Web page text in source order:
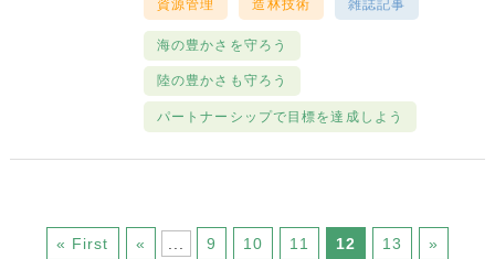
資源管理 造林技術 雑誌記事
海の豊かさを守ろう
陸の豊かさも守ろう
パートナーシップで目標を達成しよう
« First « 9 10 11 12 13 »